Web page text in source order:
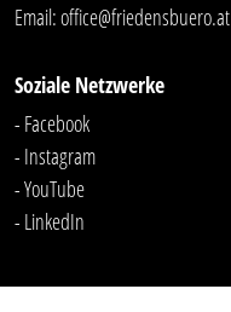
Email:office@friedensbuero.at
Soziale Netzwerke
- Facebook
- Instagram
- YouTube
- LinkedIn